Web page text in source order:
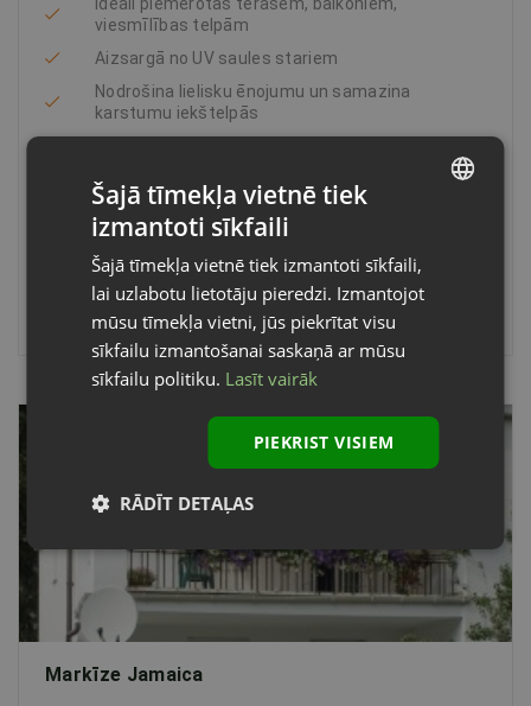
viesmīlības telpām
Aizsargā no UV saules stariem
Nodrošina lielisku ēnojumu un samazina
karstumu iekštelpās
Plaša 150 audumu izvēle
Ilgmūžīga un izturīga konstrukcija
Markīze Jamaica
ENGLISH
Šajā tīmekļa vietnē tiek
izmantoti sīkfaili
Šajā tīmekļa vietnē tiek izmantoti sīkfaili,
lai uzlabotu lietotāju pieredzi. Izmantojot
mūsu tīmekļa vietni, jūs piekrītat visu
sīkfailu izmantošanai saskaņā ar mūsu
sīkfailu politiku. Lasīt vairāk
PIEKRIST VISIEM
RĀDĪT DETAĻAS